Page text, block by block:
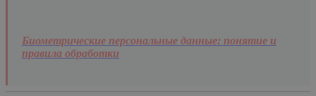
Биометрические персональные данные: понятие и
правила обработки